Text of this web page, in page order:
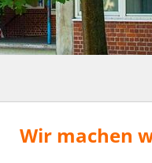
Wir machen